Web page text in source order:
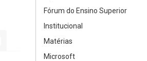
Fórum do Ensino Superior
Institucional
Matérias
Microsoft